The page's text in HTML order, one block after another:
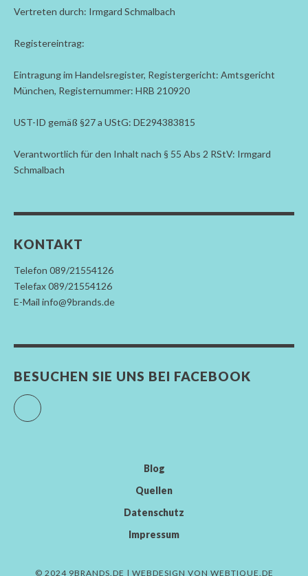
Vertreten durch: Irmgard Schmalbach
Registereintrag:
Eintragung im Handelsregister, Registergericht: Amtsgericht
München, Registernummer: HRB 210920
UST-ID gemäß §27 a UStG: DE294383815
Verantwortlich für den Inhalt nach § 55 Abs 2 RStV: Irmgard
Schmalbach
KONTAKT
Telefon 089/21554126
Telefax 089/21554126
E-Mail info@9brands.de
BESUCHEN SIE UNS BEI FACEBOOK
Facebook
Blog
Quellen
Datenschutz
Impressum
© 2024 9BRANDS.DE | WEBDESIGN VON WEBTIQUE.DE